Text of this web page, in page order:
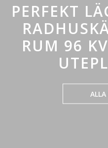
PERFEKT
RUM 96
ALLA